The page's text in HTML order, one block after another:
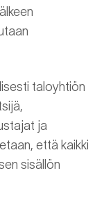
taloyhtiön
ja
että kaikki
sisällön